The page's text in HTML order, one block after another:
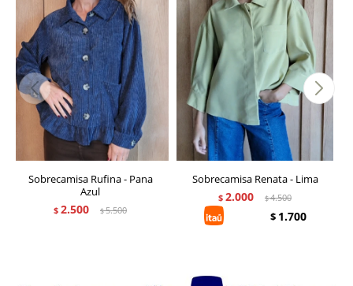
Sobrecamisa Rufina - Pana
Azul
$ 2.500 $5.500
Sobrecamisa Renata - Lima
$ 2.000 $4.500
$ 1.700